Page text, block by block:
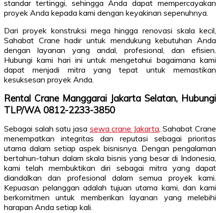
standar tertinggi, sehingga Anda dapat mempercayakan
proyek Anda kepada kami dengan keyakinan sepenuhnya.
Dari proyek konstruksi mega hingga renovasi skala kecil,
Sahabat Crane hadir untuk mendukung kebutuhan Anda
dengan layanan yang andal, profesional, dan efisien.
Hubungi kami hari ini untuk mengetahui bagaimana kami
dapat menjadi mitra yang tepat untuk memastikan
kesuksesan proyek Anda.
Rental Crane Manggarai Jakarta Selatan, Hubungi
TLP/WA 0812-2233-3850
Sebagai salah satu jasa sewa crane Jakarta, Sahabat Crane
menempatkan integritas dan reputasi sebagai prioritas
utama dalam setiap aspek bisnisnya. Dengan pengalaman
bertahun-tahun dalam skala bisnis yang besar di Indonesia,
kami telah membuktikan diri sebagai mitra yang dapat
diandalkan dan profesional dalam semua proyek kami.
Kepuasan pelanggan adalah tujuan utama kami, dan kami
berkomitmen untuk memberikan layanan yang melebihi
harapan Anda setiap kali.